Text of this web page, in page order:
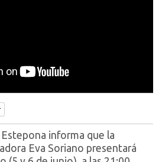
informa que la
Eva Soriano presentará